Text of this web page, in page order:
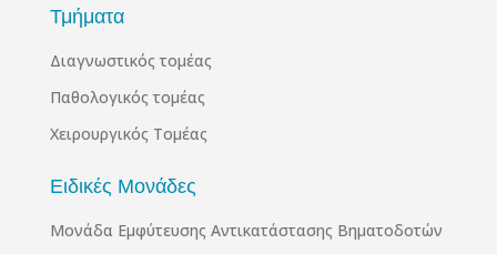
Τμήματα
Διαγνωστικός τομέας
Παθολογικός τομέας
Χειρουργικός Τομέας
Ειδικές Μονάδες
Μονάδα Εμφύτευσης Αντικατάστασης Βηματοδοτών